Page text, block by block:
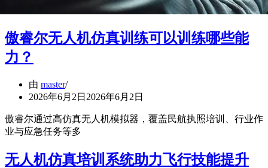
傲睿尔无人机仿真训练可以训练哪些能
力？
由 master
2026年6月2日 2026年6月2日
傲睿尔通过高仿真无人机模拟器，覆盖民航执照培训、行业作
业与应急任务等多
无人机仿真培训系统助力飞行技能提升